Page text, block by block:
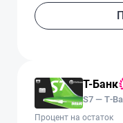
Т-Банк
S7 —
Процент на остаток